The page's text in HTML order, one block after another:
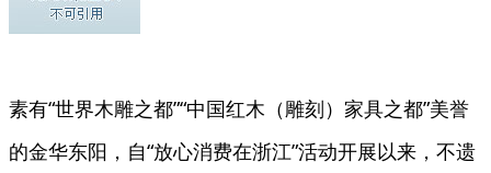
素有“世界木雕之都”“中国红木（雕刻）家具之都”美誉
的金华东阳，自“放心消费在浙江”活动开展以来，不遗